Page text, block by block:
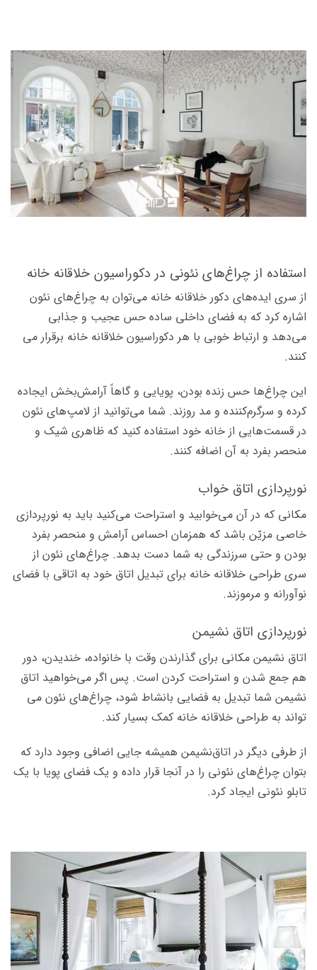
استفاده از چراغ‌­های نئونی در دکوراسیون خلاقانه خانه
از سری ایده‌­های دکور خلاقانه خانه می‌­توان به چراغ­‌های نئون
اشاره کرد که به فضای داخلی ساده حس عجیب و جذابی
می‌دهد و ارتباط خوبی با هر دکوراسیون خلاقانه خانه برقرار می­‌
کنند.
این چراغ­‌ها حس زنده بودن، پویایی و گاهاً آرامش‌­بخش ایجاده
کرده و سرگرم‌کننده و مد روزند. شما می‌توانید از لامپ‌های نئون
در قسمت‌هایی از خانه خود استفاده کنید که ظاهری شیک و
منحصر بفرد به آن اضافه کنند.
نورپردازی اتاق خواب‌
مکانی که در آن می­‌خوابید و استراحت می­‌کنید باید به نورپردازی
خاصی مزیّن باشد که همزمان احساس آرامش و منحصر بفرد
بودن و حتی سرزندگی به شما دست بدهد. چراغ­‌های نئون از
سری طراحی خلاقانه خانه برای تبدیل اتاق خود به اتاقی با فضای
نوآورانه و مرموزند.
نورپردازی اتاق نشیمن
اتاق نشیمن مکانی برای گذارندن وقت با خانواده،‌ خندیدن، دور
هم جمع شدن و استراحت کردن است. پس اگر می­‌خواهید اتاق
نشیمن شما تبدیل به فضایی بانشاط شود، چراغ‌­های نئون می­‌
تواند به طراحی خلاقانه خانه کمک بسیار کند.
از طرفی دیگر در اتاق‌نشیمن همیشه جایی اضافی وجود دارد که
بتوان چراغ­‌های نئونی را در آنجا قرار داده و یک فضای پویا با یک
تابلو نئونی ایجاد کرد.